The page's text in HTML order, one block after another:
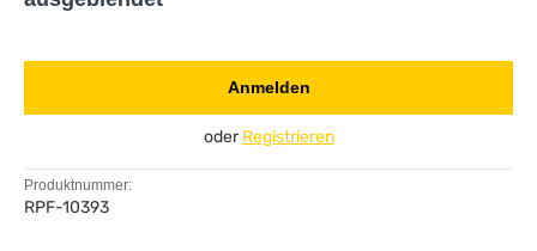
Anmelden
oderRegistrieren
Produktnummer:
RPF-10393